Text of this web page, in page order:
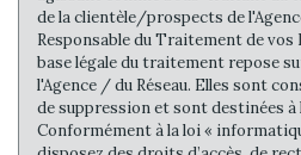
de la clientèle/prospects de
Responsable du Traitement de vos
base légale du traitement repose
l'Agence / du Réseau. Elles sont
de suppression et sont destinées à
Conformément à la loi «